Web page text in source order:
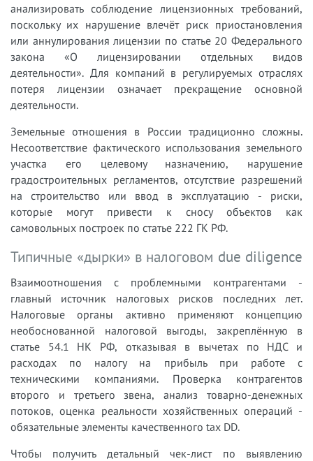
анализировать соблюдение лицензионных требований,
поскольку их нарушение влечёт риск приостановления
или аннулирования лицензии по статье 20 Федерального
закона «О лицензировании отдельных видов
деятельности». Для компаний в регулируемых отраслях
потеря лицензии означает прекращение основной
деятельности.
Земельные отношения в России традиционно сложны.
Несоответствие фактического использования земельного
участка его целевому назначению, нарушение
градостроительных регламентов, отсутствие разрешений
на строительство или ввод в эксплуатацию - риски,
которые могут привести к сносу объектов как
самовольных построек по статье 222 ГК РФ.
Типичные «дырки» в налоговом due diligence
Взаимоотношения с проблемными контрагентами -
главный источник налоговых рисков последних лет.
Налоговые органы активно применяют концепцию
необоснованной налоговой выгоды, закреплённую в
статье 54.1 НК РФ, отказывая в вычетах по НДС и
расходах по налогу на прибыль при работе с
техническими компаниями. Проверка контрагентов
второго и третьего звена, анализ товарно-денежных
потоков, оценка реальности хозяйственных операций -
обязательные элементы качественного tax DD.
Чтобы получить детальный чек-лист по выявлению